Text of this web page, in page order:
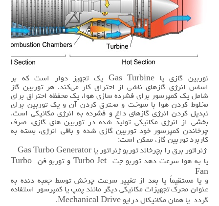
توربین گازی یا Gas Turbine یک تجهیز دوار است که بر
اساس انرژی گازهای ناشی از احتراق کار می‌کند. هر توربین گاز
شامل یک کمپرسور برای فشرده سازی هوا، یک محفظه احتراق برای
مخلوط کردن هوا با سوخت و محترق‌ کردن آن و یک توربین برای
تبدیل کردن انرژی گازهای داغ و فشرده به انرژی مکانیکی است.
بخشی از انرژی مکانیکی تولید شده در توربین های گازی، صرف
چرخاندن کمپرسور خود توربین گازی شده و باقی انرژی، بسته به
کاربرد توربین گاز، ممکن است:
ژنراتور برق را بچرخاند توربو ژنراتور یا Gas Turbo Generator
یا به هوا سرعت دهد توربو جت Turbo Jet و توربو فن Turbo
Fan
و یا مستقیماً یا بعد از تغییر سرعت چرخش توسط جعبه دنده به
عنوان محرک تجهیزات مکانیکی دیگر مانند پمپ یا کمپرسور استفاده
گردد یا همان مکانیکال درایو Mechanical Drive.